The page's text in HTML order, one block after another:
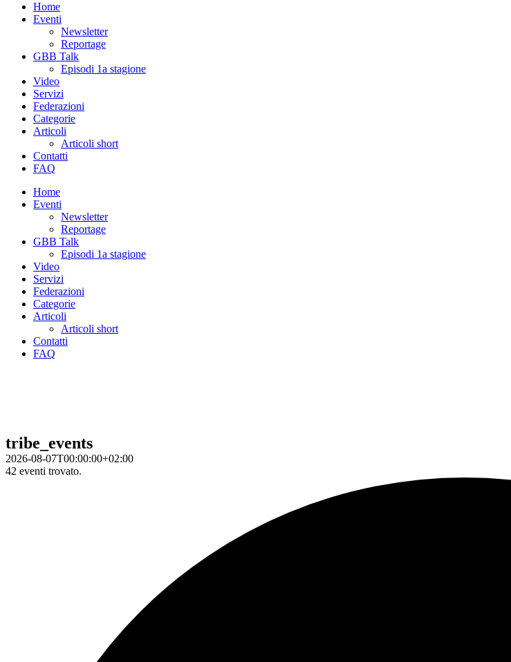
Home
Eventi
Newsletter
Reportage
GBB Talk
Episodi 1a stagione
Video
Servizi
Federazioni
Categorie
Articoli
Articoli short
Contatti
FAQ
Home
Eventi
Newsletter
Reportage
GBB Talk
Episodi 1a stagione
Video
Servizi
Federazioni
Categorie
Articoli
Articoli short
Contatti
FAQ
tribe_events
2026-08-07T00:00:00+02:00
42 eventi trovato.